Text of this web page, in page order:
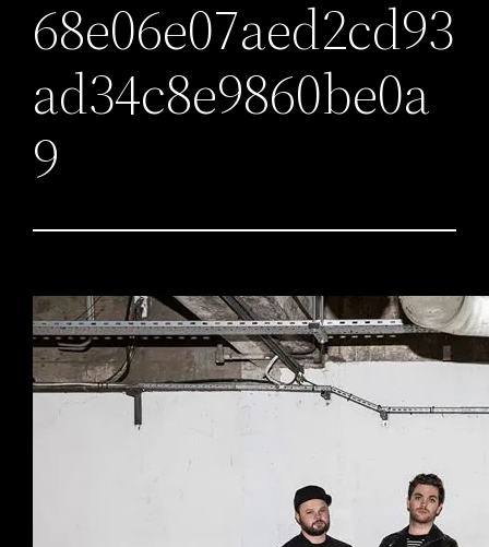
68e06e07aed2cd93
ad34c8e9860be0a
9